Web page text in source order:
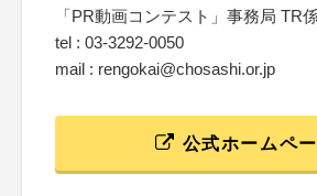
「PR動画コンテスト」事務局 TR
tel : 03-3292-0050
mail : rengokai@chosashi.or.jp
公式ホームペ